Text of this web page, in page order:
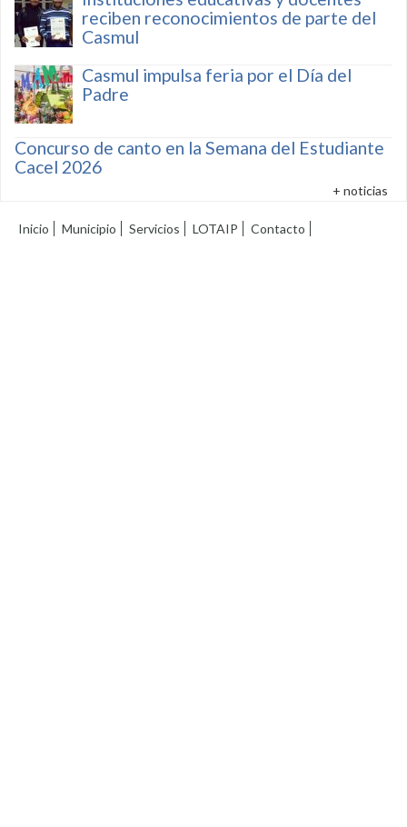
reciben reconocimientos de parte del
Casmul
Casmul impulsa feria por el Día del
Padre
Concurso de canto en la Semana del Estudiante
Cacel 2026
+ noticias
Inicio Municipio Servicios LOTAIP Contacto